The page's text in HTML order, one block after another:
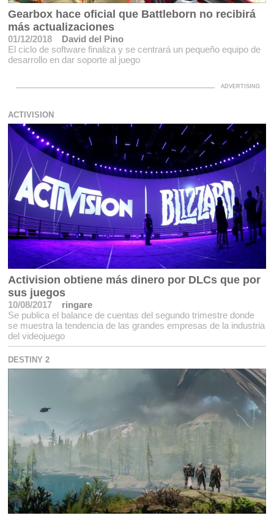
Gearbox hace oficial que Battleborn no recibirá
más actualizaciones
01/12/2018
David del Pino
El ciclo de software finaliza y se centrará un pequeño equipo de
desarrollo en dar soporte al juego
ACTIVISION
Activision obtiene más dinero por DLCs que por
sus juegos
10/08/2017
ringare
Se publica el balance de cuentas del segundo trimestre donde
se muestra la tendencia de las grandes empresas de la industria
del videojuego
DESTINY 2